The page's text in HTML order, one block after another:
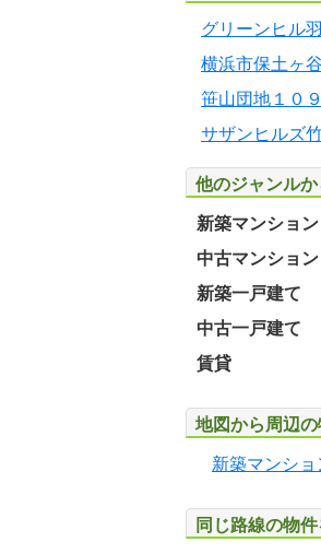
グリーンヒル
横浜市保土ヶ
笹山団地１０
サザンヒルズ
他のジャンル
新築マンション
中古マンション
新築一戸建て
中古一戸建て
賃貸
地図から周辺
新築マンショ
同じ路線の物